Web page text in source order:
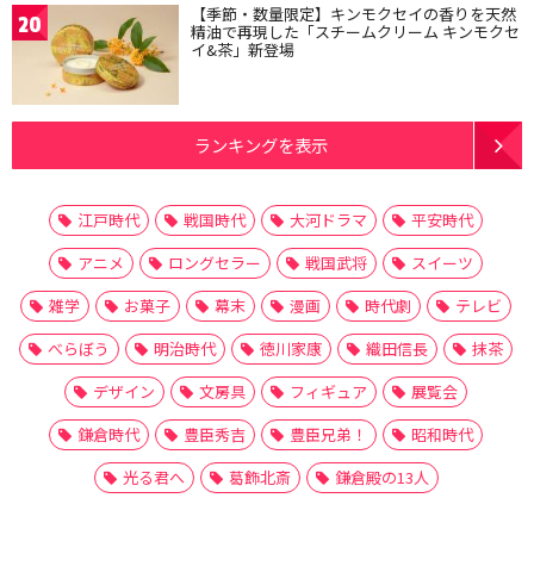
20 【季節・数量限定】キンモクセイの香りを天然
精油で再現した「スチームクリーム キンモクセ
イ&茶」新登場
ランキングを表示
江戸時代 戦国時代 大河ドラマ
平安時代
アニメ
ロングセラー 戦国武将
スイーツ
雑学
お菓子 幕末 漫画 時代劇
テレビ
べらぼう
明治時代 徳川家康 織田信長
抹茶
デザイン
文房具 フィギュア
展覧会
鎌倉時代
豊臣秀吉 豊臣兄弟！
昭和時代
光る君へ
葛飾北斎 鎌倉殿の13人